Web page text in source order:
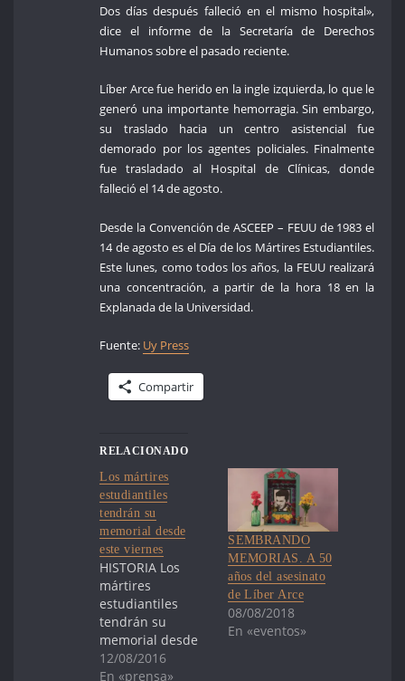
Dos días después falleció en el mismo hospital»,
dice el informe de la Secretaría de Derechos
Humanos sobre el pasado reciente.
Líber Arce fue herido en la ingle izquierda, lo que le
generó una importante hemorragia. Sin embargo,
su traslado hacia un centro asistencial fue
demorado por los agentes policiales. Finalmente
fue trasladado al Hospital de Clínicas, donde
falleció el 14 de agosto.
Desde la Convención de ASCEEP – FEUU de 1983 el
14 de agosto es el Día de los Mártires Estudiantiles.
Este lunes, como todos los años, la FEUU realizará
una concentración, a partir de la hora 18 en la
Explanada de la Universidad.
Fuente: Uy Press
Compartir
RELACIONADO
Los mártires
estudiantiles
tendrán su
memorial desde
este viernes
HISTORIA Los
mártires
estudiantiles
tendrán su
memorial desde
este viernes
MONTEVIDEO
12/08/2016
En «prensa»
SEMBRANDO
MEMORIAS. A 50
años del asesinato
de Líber Arce
08/08/2018
En «eventos»